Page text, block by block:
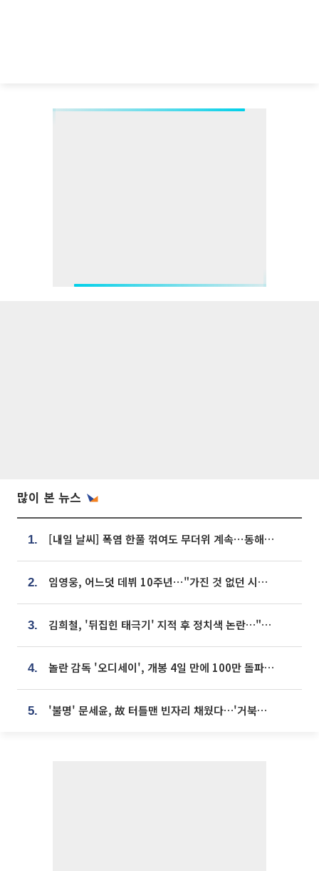
많이 본 뉴스
1. [내일 날씨] 폭염 한풀 꺾여도 무더위 계속⋯동해안 이틀 연속 비
2. 임영웅, 어느덧 데뷔 10주년⋯"가진 것 없던 시절, 내 앞엔 20명의 팬뿐"
3. 김희철, '뒤집힌 태극기' 지적 후 정치색 논란…"좌우 떠나 우리나라 국기"
4. 놀란 감독 '오디세이', 개봉 4일 만에 100만 돌파⋯'왕사남' 보다 빠르다
5. '불명' 문세윤, 故 터틀맨 빈자리 채웠다…'거북이' 눈물의 최종 우승